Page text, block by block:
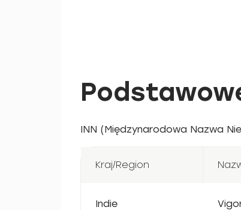
INN (Międzynarodowa Nazwa
Kraj/Region
Indie